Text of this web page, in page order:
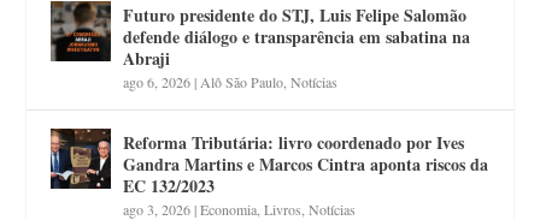
Futuro presidente do STJ, Luis Felipe Salomão
defende diálogo e transparência em sabatina na
Abraji
ago 6, 2026| Alô São Paulo ,Notícias
Reforma Tributária: livro coordenado por Ives
Gandra Martins e Marcos Cintra aponta riscos da
EC 132/2023
ago 3, 2026|Economia ,Livros ,Notícias